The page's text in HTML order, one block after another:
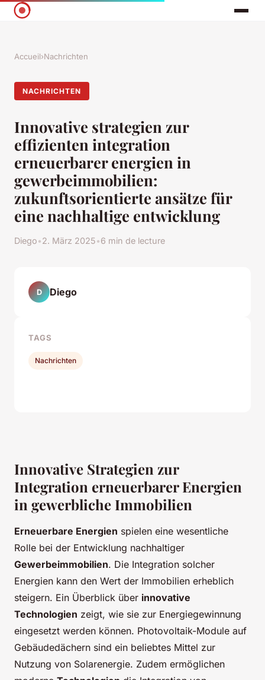
Accueil›Nachrichten
NACHRICHTEN
Innovative strategien zur
effizienten integration
erneuerbarer energien in
gewerbeimmobilien:
zukunftsorientierte ansätze für
eine nachhaltige entwicklung
Diego•2. März 2025•6 min de lecture
Innovative Strategien zur
Integration erneuerbarer Energien
in gewerbliche Immobilien
Erneuerbare Energien spielen eine wesentliche
Rolle bei der Entwicklung nachhaltiger
Gewerbeimmobilien. Die Integration solcher
Energien kann den Wert der Immobilien erheblich
steigern. Ein Überblick über innovative
Technologien zeigt, wie sie zur Energiegewinnung
eingesetzt werden können. Photovoltaik-Module auf
Gebäudedächern sind ein beliebtes Mittel zur
Nutzung von Solarenergie. Zudem ermöglichen
D Diego
TAGS
Nachrichten